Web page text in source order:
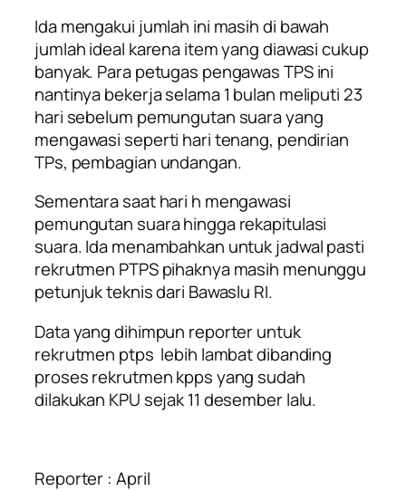
Ida mengakui jumlah ini masih di bawah
jumlah ideal karena item yang diawasi cukup
banyak. Para petugas pengawas TPS ini
nantinya bekerja selama 1 bulan meliputi 23
hari sebelum pemungutan suara yang
mengawasi seperti hari tenang, pendirian
TPs, pembagian undangan.
Sementara saat hari h mengawasi
pemungutan suara hingga rekapitulasi
suara. Ida menambahkan untuk jadwal pasti
rekrutmen PTPS pihaknya masih menunggu
petunjuk teknis dari Bawaslu RI.
Data yang dihimpun reporter untuk
rekrutmen ptps lebih lambat dibanding
proses rekrutmen kpps yang sudah
dilakukan KPU sejak 11 desember lalu.
Reporter : April